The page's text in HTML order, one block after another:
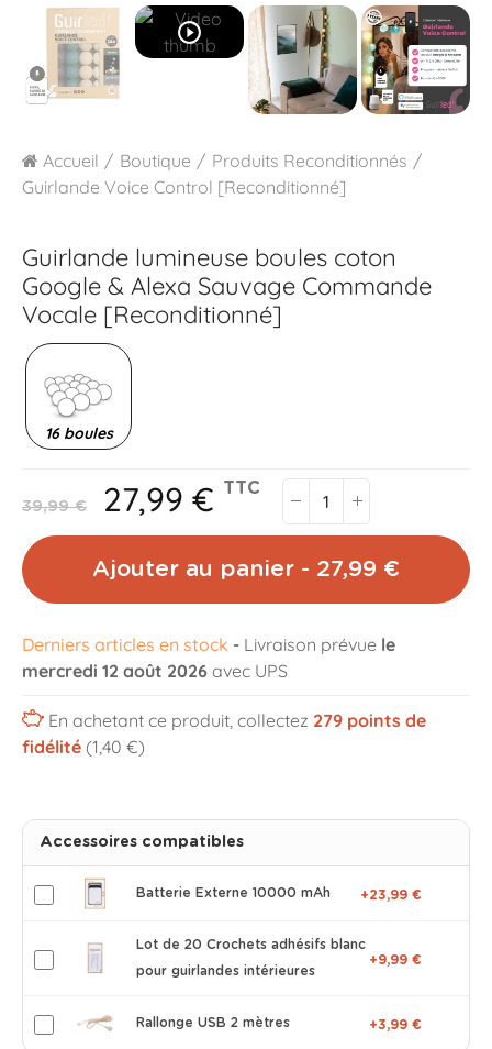
play_circle_outline
Accueil Boutique
Produits Reconditionnés
Guirlande Voice Control [Reconditionné]
Guirlande lumineuse boules coton
Google & Alexa Sauvage Commande
Vocale [Reconditionné]
16 boules
39,99 € 27,99 € TTC
Ajouter au panier - 27,99 €
Derniers articles en stock - Livraison prévue le
mercredi 12 août 2026 avec UPS
En achetant ce produit, collectez 279points de
fidélité (1,40 €)
Accessoires compatibles
Batterie Externe 10000 mAh +23,99 €
Lot de 20 Crochets adhésifs blanc
pour guirlandes intérieures
+9,99 €
Rallonge USB 2 mètres +3,99 €